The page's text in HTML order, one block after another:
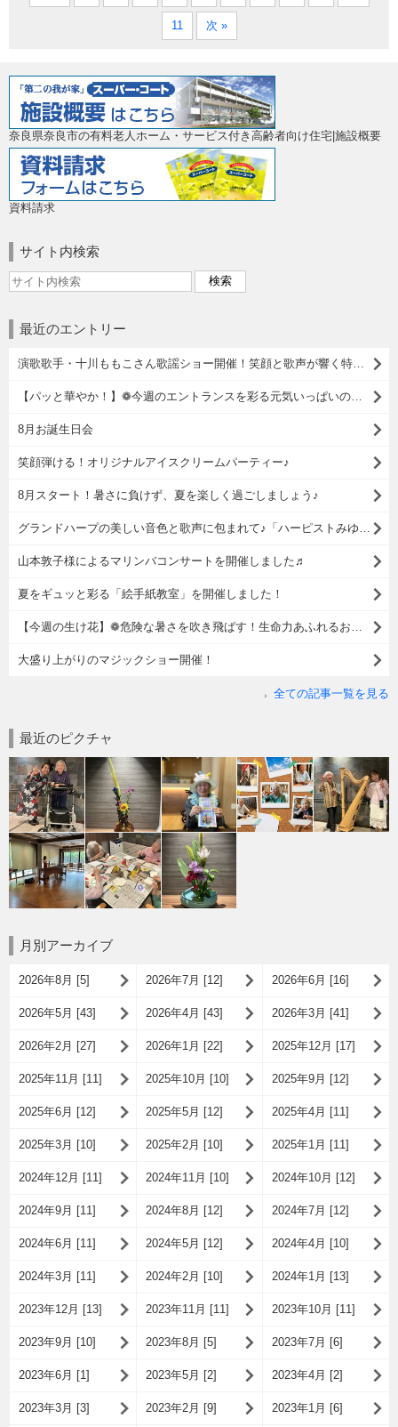
11 次 »
奈良県奈良市の有料老人ホーム・サービス付き高齢者向け住宅|施設概要
資料請求
サイト内検索
最近のエントリー
8月お誕生日会
笑顔弾ける！オリジナルアイスクリームパーティー♪
8月スタート！暑さに負けず、夏を楽しく過ごしましょう♪
山本敦子様によるマリンバコンサートを開催しました♬
夏をギュッと彩る「絵手紙教室」を開催しました！
大盛り上がりのマジックショー開催！
全ての記事一覧を見る
最近のピクチャ
月別アーカイブ
2026年8月 [5] 2026年7月 [12] 2026年6月 [16]
2026年5月 [43] 2026年4月 [43] 2026年3月 [41]
2026年2月 [27] 2026年1月 [22] 2025年12月 [17]
2025年11月 [11] 2025年10月 [10] 2025年9月 [12]
2025年6月 [12] 2025年5月 [12] 2025年4月 [11]
2025年3月 [10] 2025年2月 [10] 2025年1月 [11]
2024年12月 [11] 2024年11月 [10] 2024年10月 [12]
2024年9月 [11] 2024年8月 [12] 2024年7月 [12]
2024年6月 [11] 2024年5月 [12] 2024年4月 [10]
2024年3月 [11] 2024年2月 [10] 2024年1月 [13]
2023年12月 [13] 2023年11月 [11] 2023年10月 [11]
2023年9月 [10] 2023年8月 [5] 2023年7月 [6]
2023年6月 [1] 2023年5月 [2] 2023年4月 [2]
2023年3月 [3] 2023年2月 [9] 2023年1月 [6]